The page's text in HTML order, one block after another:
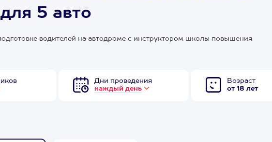
5 авто
водителей на автодроме с инструктором школы повышения
Дни проведения
каждый день
Возраст
от 18 лет